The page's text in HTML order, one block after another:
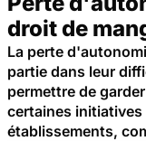
droit de
La perte
partie dans leur
permettre de
certaines
établissements,